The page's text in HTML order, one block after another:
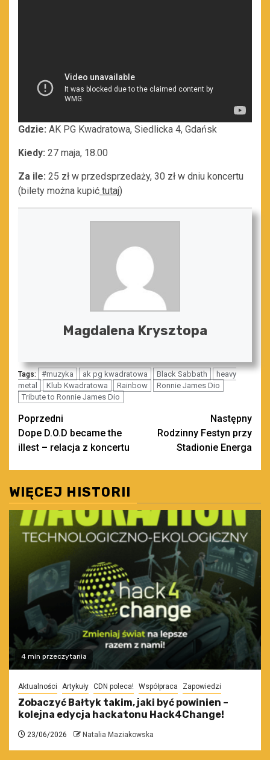
Gdzie: AK PG Kwadratowa, Siedlicka 4, Gdańsk
Kiedy: 27 maja, 18.00
Za ile: 25 zł w przedsprzedaży, 30 zł w dniu koncertu
(bilety można kupić tutaj)
Magdalena Krysztopa
Tags: #muzyka ak pg kwadratowa Black Sabbath
heavy
metal
Klub Kwadratowa Rainbow
Ronnie James Dio
Tribute to Ronnie James Dio
Zobacz
wpisy
Poprzedni
Dope D.O.D became the
illest – relacja z koncertu
Następny
Rodzinny Festyn przy
Stadionie Energa
WIĘCEJ HISTORII
4 min przeczytania
Aktualności Artykuły CDN poleca! Współpraca Zapowiedzi
Zobaczyć Bałtyk takim, jaki być powinien –
kolejna edycja hackatonu Hack4Change!
23/06/2026 Natalia Maziakowska